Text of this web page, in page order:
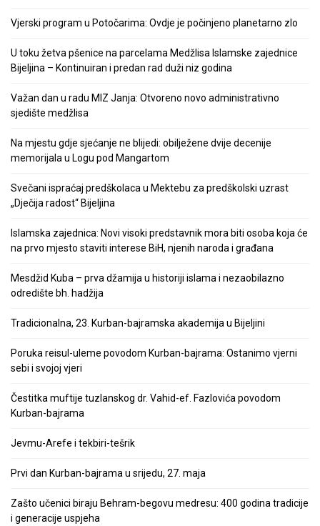
Vjerski program u Potočarima: Ovdje je počinjeno planetarno zlo
U toku žetva pšenice na parcelama Medžlisa Islamske zajednice
Bijeljina – Kontinuiran i predan rad duži niz godina
Važan dan u radu MIZ Janja: Otvoreno novo administrativno
sjedište medžlisa
Na mjestu gdje sjećanje ne blijedi: obilježene dvije decenije
memorijala u Logu pod Mangartom
Svečani ispraćaj predškolaca u Mektebu za predškolski uzrast
„Dječija radost“ Bijeljina
Islamska zajednica: Novi visoki predstavnik mora biti osoba koja će
na prvo mjesto staviti interese BiH, njenih naroda i građana
Mesdžid Kuba – prva džamija u historiji islama i nezaobilazno
odredište bh. hadžija
Tradicionalna, 23. Kurban-bajramska akademija u Bijeljini
Poruka reisul-uleme povodom Kurban-bajrama: Ostanimo vjerni
sebi i svojoj vjeri
Čestitka muftije tuzlanskog dr. Vahid-ef. Fazlovića povodom
Kurban-bajrama
Jevmu-Arefe i tekbiri-tešrik
Prvi dan Kurban-bajrama u srijedu, 27. maja
Zašto učenici biraju Behram-begovu medresu: 400 godina tradicije
i generacije uspjeha